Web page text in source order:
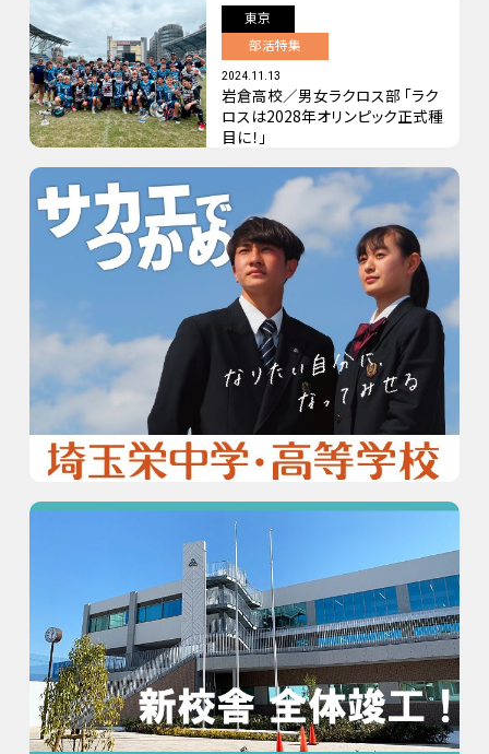
東京
部活特集
2024.11.13
岩倉高校／男女ラクロス部 「ラク
ロスは2028年オリンピック正式種
目に！」